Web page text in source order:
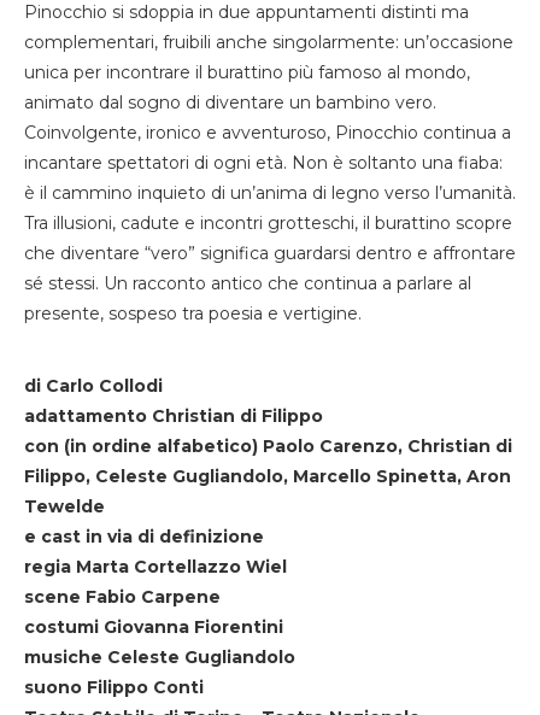
Pinocchio si sdoppia in due appuntamenti distinti ma
complementari, fruibili anche singolarmente: un’occasione
unica per incontrare il burattino più famoso al mondo,
animato dal sogno di diventare un bambino vero.
Coinvolgente, ironico e avventuroso, Pinocchio continua a
incantare spettatori di ogni età. Non è soltanto una fiaba:
è il cammino inquieto di un’anima di legno verso l’umanità.
Tra illusioni, cadute e incontri grotteschi, il burattino scopre
che diventare “vero” significa guardarsi dentro e affrontare
sé stessi. Un racconto antico che continua a parlare al
presente, sospeso tra poesia e vertigine.
di Carlo Collodi
adattamento Christian di Filippo
con (in ordine alfabetico) Paolo Carenzo, Christian di
Filippo, Celeste Gugliandolo, Marcello Spinetta, Aron
Tewelde
e cast in via di definizione
regia Marta Cortellazzo Wiel
scene Fabio Carpene
costumi Giovanna Fiorentini
musiche Celeste Gugliandolo
suono Filippo Conti